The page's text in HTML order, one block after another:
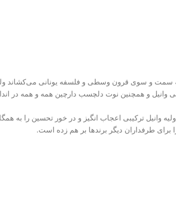
سمت و سوی قرون وسطی و فلسفه یونانی می‌کشاند ولی
وانیل و همچنین نوت دلچسب دارچین همه و همه در
وانیل ترکیبی اعجاب انگیز و در خور تحسین را به
برای طرفداران دیگر برندها بر هم زده است.